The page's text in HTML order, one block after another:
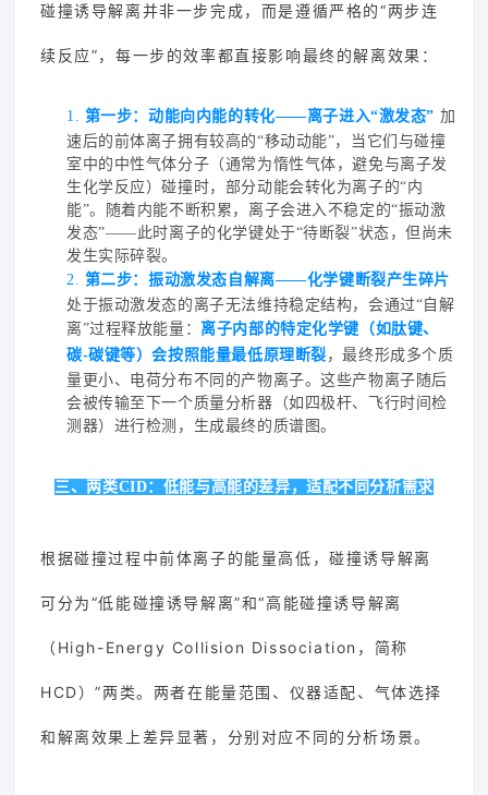
碰撞诱导解离并非一步完成，而是遵循严格的“两步连
续反应”，每一步的效率都直接影响最终的解离效果：
1. 第一步：动能向内能的转化——离子进入“激发态” 加
速后的前体离子拥有较高的“移动动能”，当它们与碰撞
室中的中性气体分子（通常为惰性气体，避免与离子发
生化学反应）碰撞时，部分动能会转化为离子的“内
能”。随着内能不断积累，离子会进入不稳定的“振动激
发态”——此时离子的化学键处于“待断裂”状态，但尚未
发生实际碎裂。
2. 第二步：振动激发态自解离——化学键断裂产生碎片
处于振动激发态的离子无法维持稳定结构，会通过“自解
离”过程释放能量： 离子内部的特定化学键（如肽键、
碳-碳键等）会按照能量最低原理断裂 ，最终形成多个质
量更小、电荷分布不同的产物离子。这些产物离子随后
会被传输至下一个质量分析器（如四极杆、飞行时间检
测器）进行检测，生成最终的质谱图。
三、两类CID：低能与高能的差异，适配不同分析需求
根据碰撞过程中前体离子的能量高低，碰撞诱导解离
可分为“低能碰撞诱导解离”和“高能碰撞诱导解离
（High-Energy Collision Dissociation，简称
HCD）”两类。两者在能量范围、仪器适配、气体选择
和解离效果上差异显著，分别对应不同的分析场景。